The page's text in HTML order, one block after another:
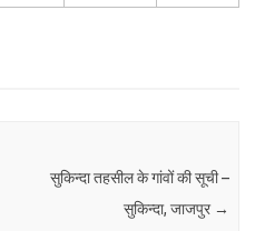
सुकिन्दा तहसील के गांवों की सूची –
सुकिन्दा, जाजपुर →